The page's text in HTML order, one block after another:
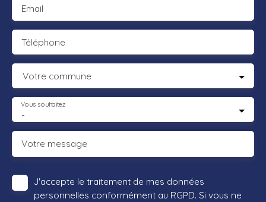
Email
Téléphone
Votre commune
-
Vous souhaitez
Votre message
J'accepte le traitement de mes données
personnelles conformément au RGPD. Si vous ne